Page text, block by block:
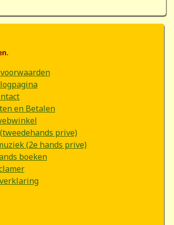
en Betalen
prive)
(2e hands prive)
boeken